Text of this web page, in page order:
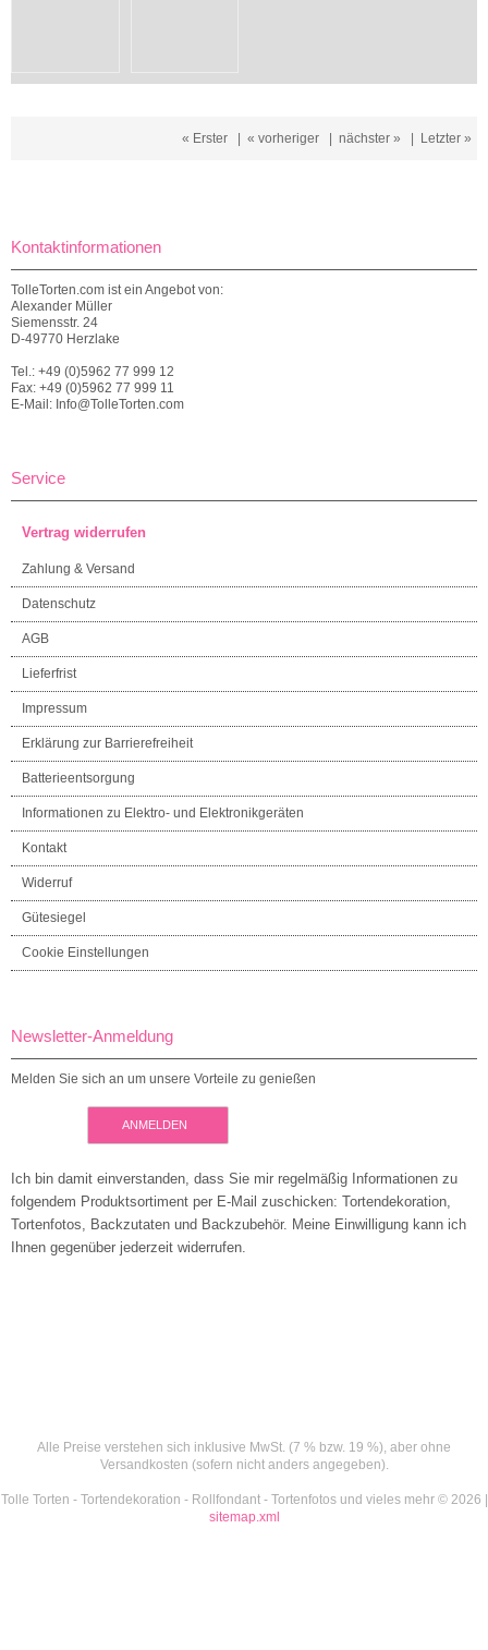
« Erster | « vorheriger | nächster » | Letzter »
Kontaktinformationen
TolleTorten.com ist ein Angebot von:
Alexander Müller
Siemensstr. 24
D-49770 Herzlake
Tel.: +49 (0)5962 77 999 12
Fax: +49 (0)5962 77 999 11
E-Mail: Info@TolleTorten.com
Service
Vertrag widerrufen
Zahlung & Versand
Datenschutz
AGB
Lieferfrist
Impressum
Erklärung zur Barrierefreiheit
Batterieentsorgung
Informationen zu Elektro- und Elektronikgeräten
Kontakt
Widerruf
Gütesiegel
Cookie Einstellungen
Newsletter-Anmeldung
Melden Sie sich an um unsere Vorteile zu genießen
ANMELDEN
Ich bin damit einverstanden, dass Sie mir regelmäßig Informationen zu
folgendem Produktsortiment per E-Mail zuschicken: Tortendekoration,
Tortenfotos, Backzutaten und Backzubehör. Meine Einwilligung kann ich
Ihnen gegenüber jederzeit widerrufen.
Alle Preise verstehen sich inklusive MwSt. (7 % bzw. 19 %), aber ohne
Versandkosten (sofern nicht anders angegeben).
Tolle Torten - Tortendekoration - Rollfondant - Tortenfotos und vieles mehr © 2026 |
sitemap.xml